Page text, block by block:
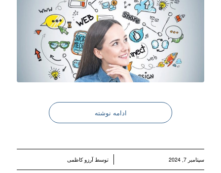
ادامه نوشته
سپتامبر 7, 2024 توسطآرزو کاظمی